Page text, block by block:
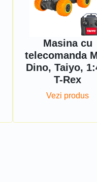
Masina cu
telecomanda
Dino, Taiyo,
T-Rex
Vezi produs